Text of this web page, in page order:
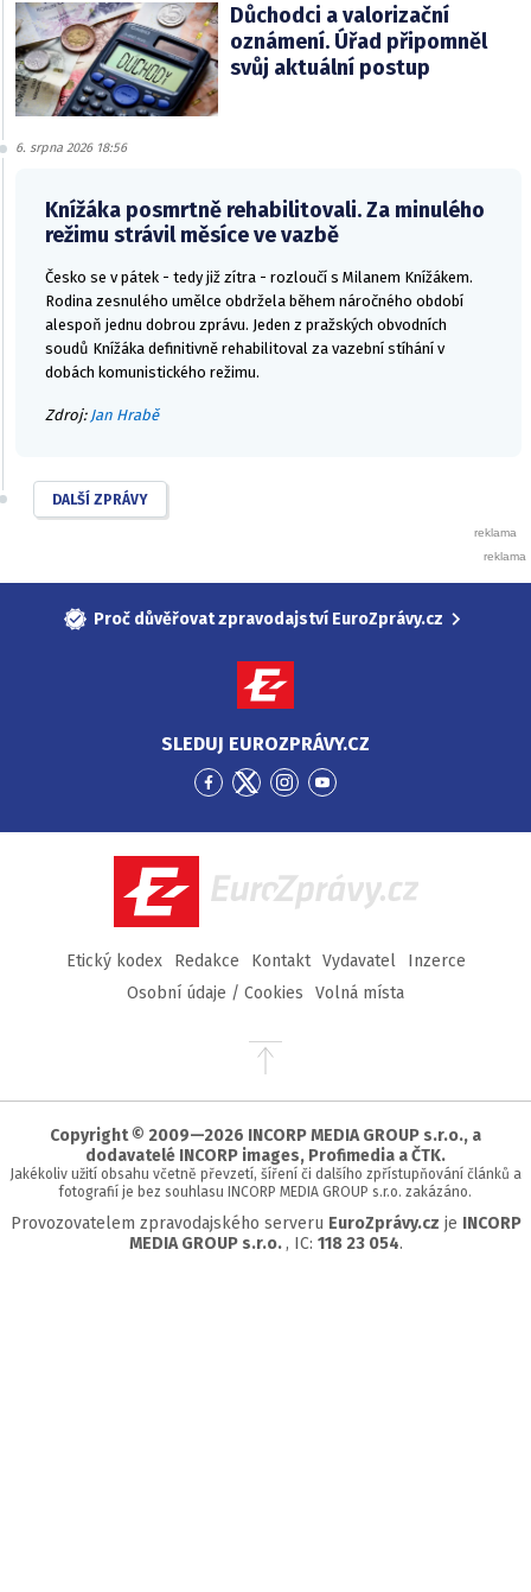
Důchodci a valorizační
oznámení. Úřad připomněl
svůj aktuální postup
6. srpna 2026 18:56
Knížáka posmrtně rehabilitovali. Za minulého
režimu strávil měsíce ve vazbě
Česko se v pátek - tedy již zítra - rozloučí s Milanem Knížákem.
Rodina zesnulého umělce obdržela během náročného období
alespoň jednu dobrou zprávu. Jeden z pražských obvodních
soudů Knížáka definitivně rehabilitoval za vazební stíhání v
dobách komunistického režimu.
Zdroj: Jan Hrabě
DALŠÍ ZPRÁVY
Proč důvěřovat zpravodajství EuroZprávy.cz
SLEDUJ EUROZPRÁVY.CZ
Přejít
Facebook
Přejít
Twitter
Přejít
Instagram
Přejít
YouTube
EuroZprávy.cz
Etický kodex Redakce Kontakt Vydavatel
Inzerce
Osobní údaje / Cookies
Volná místa
Přejít
stránky
Copyright © 2009—2026 INCORP MEDIA GROUP s.r.o., a
dodavatelé INCORP images, Profimedia a ČTK.
Jakékoliv užití obsahu včetně převzetí, šíření či dalšího zpřístupňování článků a
fotografií je bez souhlasu INCORP MEDIA GROUP s.r.o. zakázáno.
Provozovatelem zpravodajského serveru EuroZprávy.cz je INCORP
MEDIA GROUP s.r.o. , IC: 118 23 054.